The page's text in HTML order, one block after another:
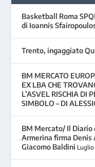
Basketball Roma
di Ioannis
Trento, ingaggiato
BM MERCATO
EX LBA CHE
L’ASVEL RISCHIA DI
SIMBOLO – DI
BM Mercato/ Il Diario
Armerina firma Denis
Giacomo Baldini Luglio